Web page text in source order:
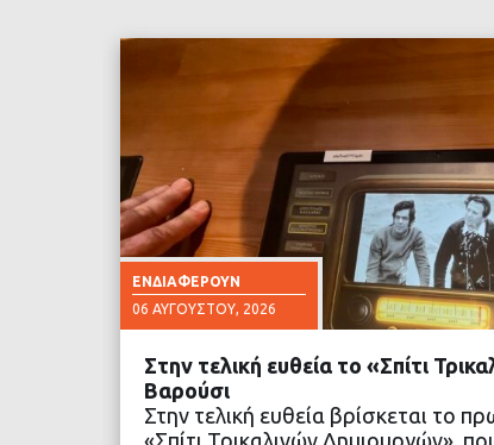
ΕΝΔΙΑΦΈΡΟΥΝ
06 ΑΥΓΟΎΣΤΟΥ, 2026
Στην τελική ευθεία το «Σπίτι
Βαρούσι
Στην τελική ευθεία βρίσκεται το
«Σπίτι Τρικαλινών Δημιουργών»,